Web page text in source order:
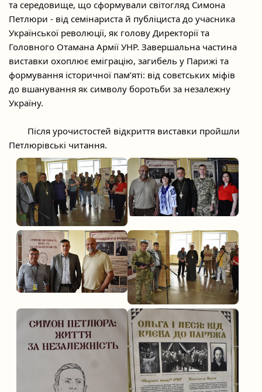
та середовище, що сформували світогляд Симона
Петлюри - від семінариста й публіциста до учасника
Української революції, як голову Директорії та
Головного Отамана Армії УНР. Завершальна частина
виставки охоплює еміграцію, загибель у Парижі та
формування історичної пам’яті: від совєтських міфів
до вшанування як символу боротьби за незалежну
Україну.
Петлюрівські читання.